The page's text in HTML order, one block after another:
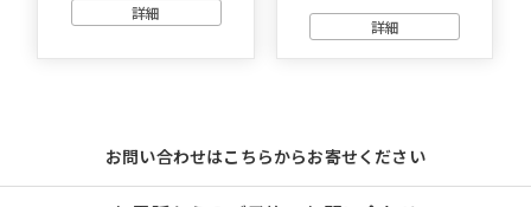
詳細
詳細
お問い合わせはこちらからお寄せください